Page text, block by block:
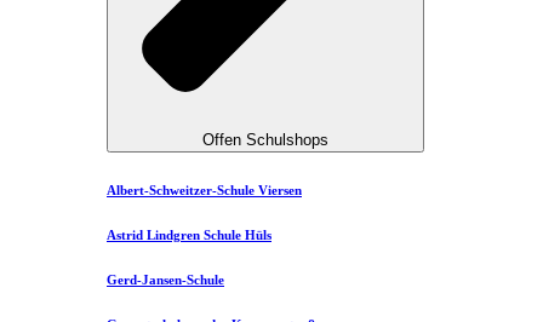
Offen Schulshops
Albert-Schweitzer-Schule Viersen
Astrid Lindgren Schule Hüls
Gerd-Jansen-Schule